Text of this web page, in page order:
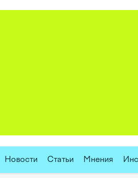
Новости Статьи Мнения